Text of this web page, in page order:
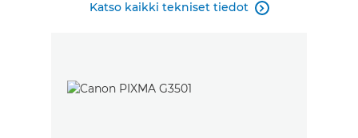
Katso kaikki tekniset tiedot 